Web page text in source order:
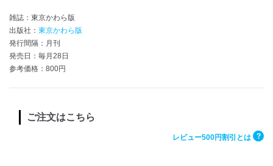
雑誌：東京かわら版
出版社： 東京かわら版
発行間隔：月刊
発売日：毎月28日
参考価格：800円
ご注文はこちら
レビュー500円割引とは ?